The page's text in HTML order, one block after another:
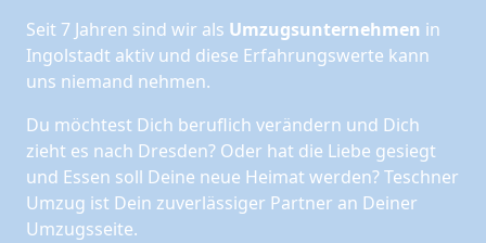
Seit 7 Jahren sind wir als Umzugsunternehmen in
Ingolstadt aktiv und diese Erfahrungswerte kann
uns niemand nehmen.
Du möchtest Dich beruflich verändern und Dich
zieht es nach Dresden? Oder hat die Liebe gesiegt
und Essen soll Deine neue Heimat werden? Teschner
Umzug ist Dein zuverlässiger Partner an Deiner
Umzugsseite.